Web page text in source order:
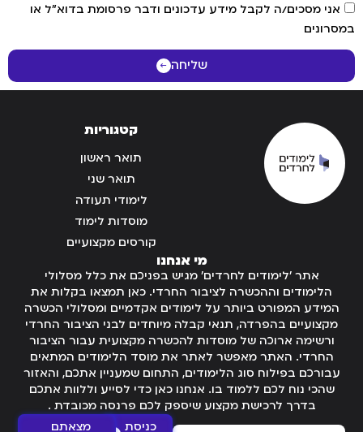
אני מסכים/ה לקבל מידע עדכונים ודבר פרסומת בדוא"ל או
במסרונים
שליחה
מי אנחנו
אתר 'לימודים לחרדים' מגיש בפניכם את כלל מסלולי
הלימודים וההכשרה לציבור החרדי. כאן תמצאו בקלות את
המידע המפורט ביותר על לימודים אקדמיים ומסלולי הכשרה
מקצועיים בהפרדה, תנאי קבלה מיוחדים לבני הציבור החרדי
ורשימה ארוכה של מוסדות להכשרה מקצועית עבור הציבור
החרדי. האתר מאפשר לאתר את מוסד הלימודים המתאים
עבורכם בפילוח סוג הלימודים, התחום שמעניין אתכם, והאזור
שהכי נוח לכם ללמוד בו. אנחנו כאן כדי לסייע וללוות אתכם
בדרך לרכישת מקצוע שיספק לכם פרנסה מכובדת .
קטגוריות
תואר ראשון
תואר שני
לימודי תעודה
מוסדות לימוד
קורסים מקצועיים
כניסת
מצאתם